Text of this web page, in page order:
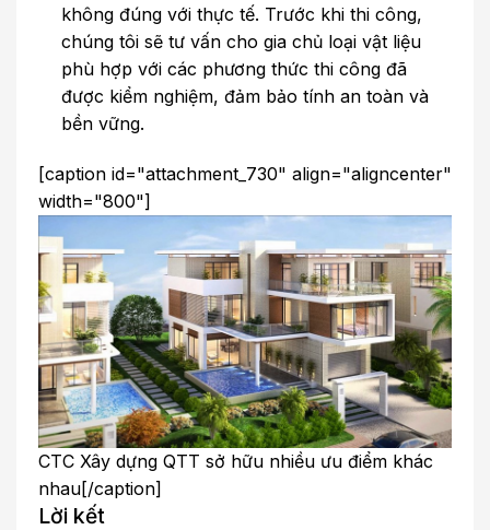
không đúng với thực tế. Trước khi thi công,
chúng tôi sẽ tư vấn cho gia chủ loại vật liệu
phù hợp với các phương thức thi công đã
được kiểm nghiệm, đảm bảo tính an toàn và
bền vững.
[caption id="attachment_730" align="aligncenter"
width="800"]
CTC Xây dựng QTT sở hữu nhiều ưu điểm khác
nhau[/caption]
Lời kết